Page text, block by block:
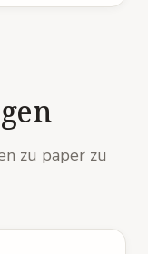
zu paper zu